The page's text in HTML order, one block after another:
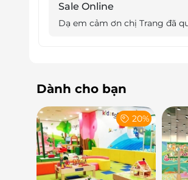
Sale Online
Dạ em cảm ơn chị Trang đã
Dành cho bạn
20%